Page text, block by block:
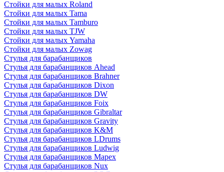
Стойки для малых Roland
Стойки для малых Tama
Стойки для малых Tamburo
Стойки для малых TJW
Стойки для малых Yamaha
Стойки для малых Zowag
Стулья для барабанщиков
Стулья для барабанщиков Ahead
Стулья для барабанщиков Brahner
Стулья для барабанщиков Dixon
Стулья для барабанщиков DW
Стулья для барабанщиков Foix
Стулья для барабанщиков Gibraltar
Стулья для барабанщиков Gravity
Стулья для барабанщиков K&M
Стулья для барабанщиков LDrums
Стулья для барабанщиков Ludwig
Стулья для барабанщиков Mapex
Стулья для барабанщиков Nux